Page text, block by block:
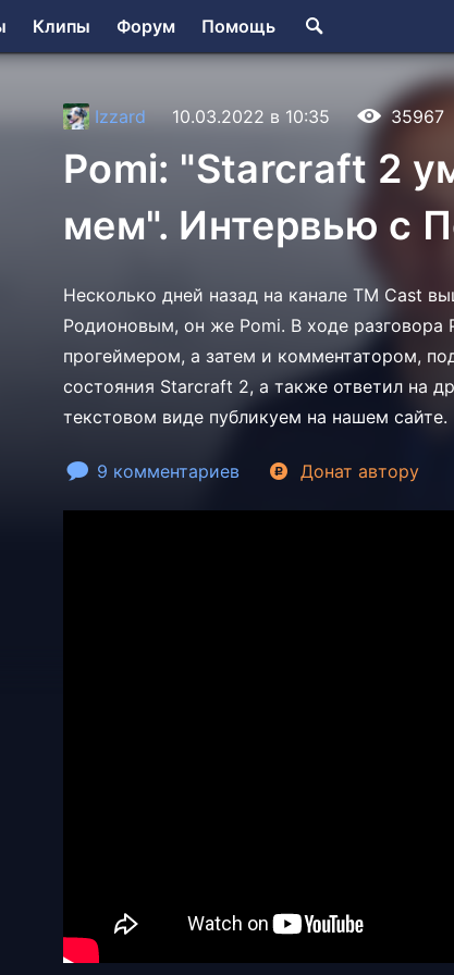
Клипы Форум Помощь
Izzard 10.03.2022 в 10:35 35967
Pomi: "Starcraft 2
мем". Интервью с
Несколько дней назад на канале TM Cast
Родионовым, он же Pomi. В ходе разговора
прогеймером, а затем и комментатором,
состояния Starcraft 2, а также ответил на
текстовом виде публикуем на нашем сайте.
9 комментариев Донат автору